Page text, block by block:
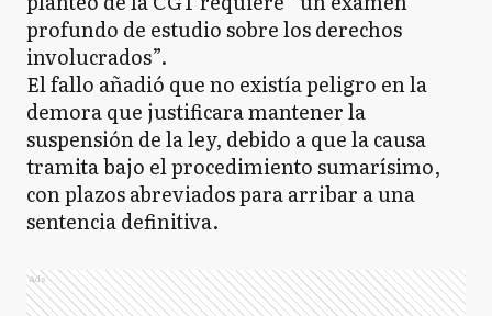
profundo de estudio sobre los derechos
involucrados”.
El fallo añadió que no existía peligro en la
demora que justificara mantener la
suspensión de la ley, debido a que la causa
tramita bajo el procedimiento sumarísimo,
con plazos abreviados para arribar a una
sentencia definitiva.
Ads